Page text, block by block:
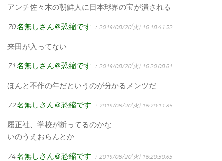
アンチ佐々木の朝鮮人に日本球界の宝が潰される
70名無しさん＠恐縮です ：2019/08/20(火) 16:18:41.52
来田が入ってない
71名無しさん＠恐縮です ：2019/08/20(火) 16:20:08.61
ほんと不作の年だというのが分かるメンツだ
72名無しさん＠恐縮です ：2019/08/20(火) 16:20:11.85
履正社、学校が断ってるのかな
いのうえおらんとか
74名無しさん＠恐縮です ：2019/08/20(火) 16:20:30.65